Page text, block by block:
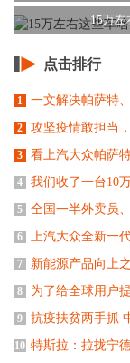
15万
点击排行
1 一文解决帕萨特
2 攻坚疫情敢担当
3 看上汽大众帕萨
4 我们收了一台10
5 全国一半外卖员
6 上汽大众全新一
7 新能源产品向上
8 为了给全球用户
9 抗疫扶贫两手抓
10 特斯拉：拉拢宁